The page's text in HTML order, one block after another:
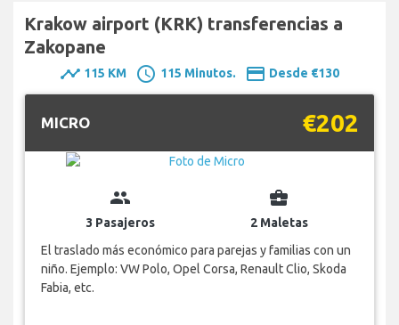
Krakow airport (KRK) transferencias a
Zakopane
timeline 115 KM schedule 115 Minutos. payment Desde €130
MICRO €202
group
3 Pasajeros
business_center
2 Maletas
El traslado más económico para parejas y familias con un
niño. Ejemplo: VW Polo, Opel Corsa, Renault Clio, Skoda
Fabia, etc.